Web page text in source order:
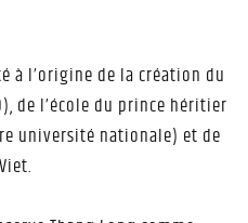
à l’origine de la création du
de l’école du prince héritier
université nationale) et de